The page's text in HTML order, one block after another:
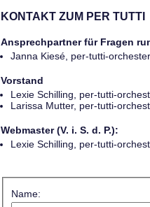
KONTAKT ZUM PER TUTTI
Ansprechpartner für Fragen
Janna Kiesé, per-tutti-
Vorstand
Lexie Schilling, per-tutti-
Larissa Mutter, per-tutti-
Webmaster (V. i. S. d. P.):
Lexie Schilling, per-tutti-
Name: